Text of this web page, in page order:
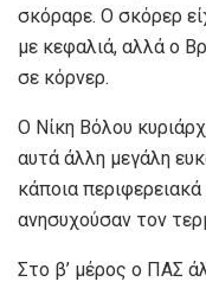
σκόραρε. Ο σκόρερ
με κεφαλιά, αλλά ο
σε κόρνερ.
Ο Νίκη Βόλου
αυτά άλλη μεγάλη
κάποια
ανησυχούσαν τον
Στο β’ μέρος ο ΠΑΣ